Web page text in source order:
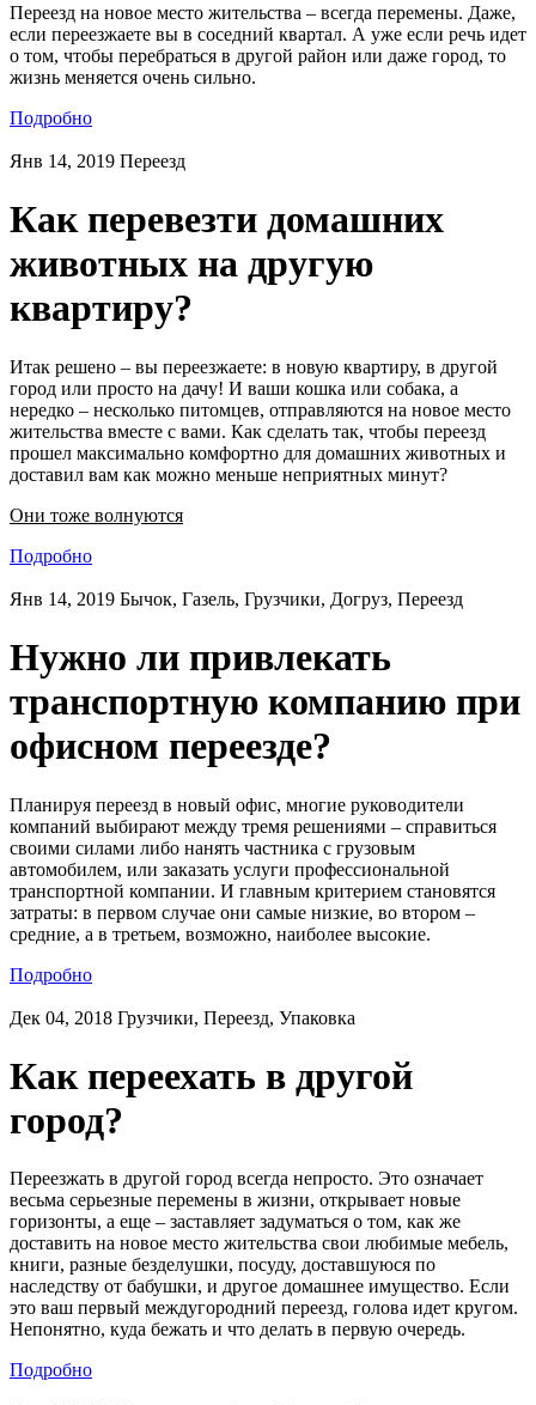
Переезд на новое место жительства – всегда перемены. Даже,
если переезжаете вы в соседний квартал. А уже если речь идет
о том, чтобы перебраться в другой район или даже город, то
жизнь меняется очень сильно.
Подробно
Янв 14, 2019 Переезд
Как перевезти домашних
животных на другую
квартиру?
Итак решено – вы переезжаете: в новую квартиру, в другой
город или просто на дачу! И ваши кошка или собака, а
нередко – несколько питомцев, отправляются на новое место
жительства вместе с вами. Как сделать так, чтобы переезд
прошел максимально комфортно для домашних животных и
доставил вам как можно меньше неприятных минут?
Они тоже волнуются
Подробно
Янв 14, 2019 Бычок, Газель, Грузчики, Догруз, Переезд
Нужно ли привлекать
транспортную компанию при
офисном переезде?
Планируя переезд в новый офис, многие руководители
компаний выбирают между тремя решениями – справиться
своими силами либо нанять частника с грузовым
автомобилем, или заказать услуги профессиональной
транспортной компании. И главным критерием становятся
затраты: в первом случае они самые низкие, во втором –
средние, а в третьем, возможно, наиболее высокие.
Подробно
Дек 04, 2018 Грузчики, Переезд, Упаковка
Как переехать в другой
город?
Переезжать в другой город всегда непросто. Это означает
весьма серьезные перемены в жизни, открывает новые
горизонты, а еще – заставляет задуматься о том, как же
доставить на новое место жительства свои любимые мебель,
книги, разные безделушки, посуду, доставшуюся по
наследству от бабушки, и другое домашнее имущество. Если
это ваш первый междугородний переезд, голова идет кругом.
Непонятно, куда бежать и что делать в первую очередь.
Подробно